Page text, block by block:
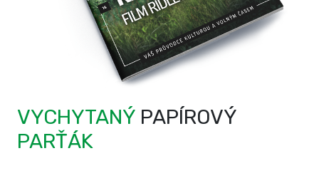
VYCHYTANÝ PAPÍROVÝ
PARŤÁK